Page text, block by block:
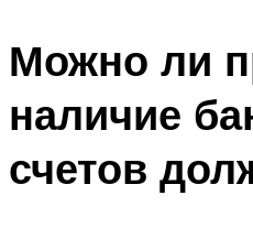
Можно ли
наличие
счетов